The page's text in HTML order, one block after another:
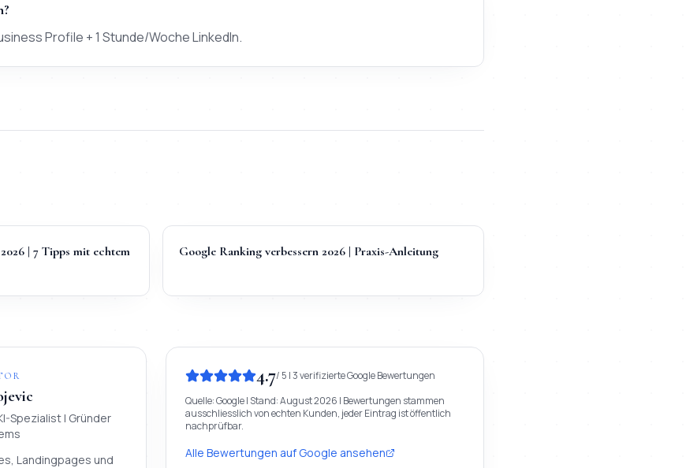
Profile + 1 Stunde/Woche LinkedIn.
| 7 Tipps mit echtem
Google Ranking verbessern 2026 | Praxis-Anleitung
Spezialist| Gründer
Landingpages und
4.7/ 5 |3verifizierteGoogleBewertungen
Quelle:Google| Stand:August 2026 | Bewertungen stammen
ausschliesslich von echten Kunden, jeder Eintrag ist öffentlich
nachprüfbar.
Alle Bewertungen aufGoogle ansehen